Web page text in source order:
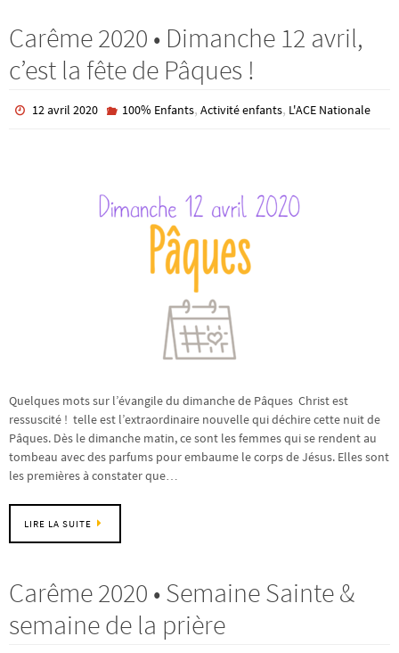
Carême 2020 • Dimanche 12 avril,
c’est la fête de Pâques !
12 avril 2020 100% Enfants, Activité enfants, L'ACE Nationale
Quelques mots sur l’évangile du dimanche de Pâques Christ est
ressuscité ! telle est l’extraordinaire nouvelle qui déchire cette nuit de
Pâques. Dès le dimanche matin, ce sont les femmes qui se rendent au
tombeau avec des parfums pour embaume le corps de Jésus. Elles sont
les premières à constater que…
LIRE LA SUITE
Carême 2020 • Semaine Sainte &
semaine de la prière